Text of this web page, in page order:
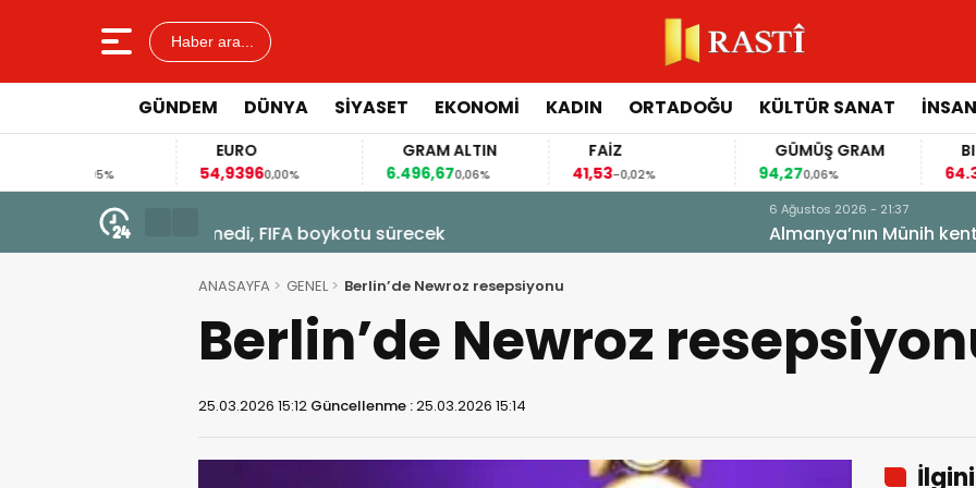
Haber ara...
GÜNDEM DÜNYA SİYASET EKONOMİ KADIN ORTADOĞU KÜLTÜR SANAT
0,00%
GRAM ALTIN
0,06% -0,02%
GÜMÜŞ GRAM
0,06%
64.331,00-
Almanya’nın Münih kentindeki araçlı saldırının sanığına ömür boyu hapis cezası
ANASAYFA GENEL Berlin’de Newroz resepsiyonu
Berlin’de Newroz
25.03.2026 15:12 Güncellenme :25.03.2026 15:14